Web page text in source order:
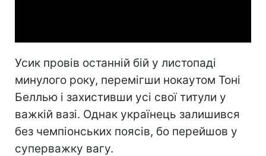
Усик провів останній бій у листопаді
минулого року, перемігши нокаутом Тоні
Беллью і захистивши усі свої титули у
важкій вазі. Однак українець залишився
без чемпіонських поясів, бо перейшов у
суперважку вагу.